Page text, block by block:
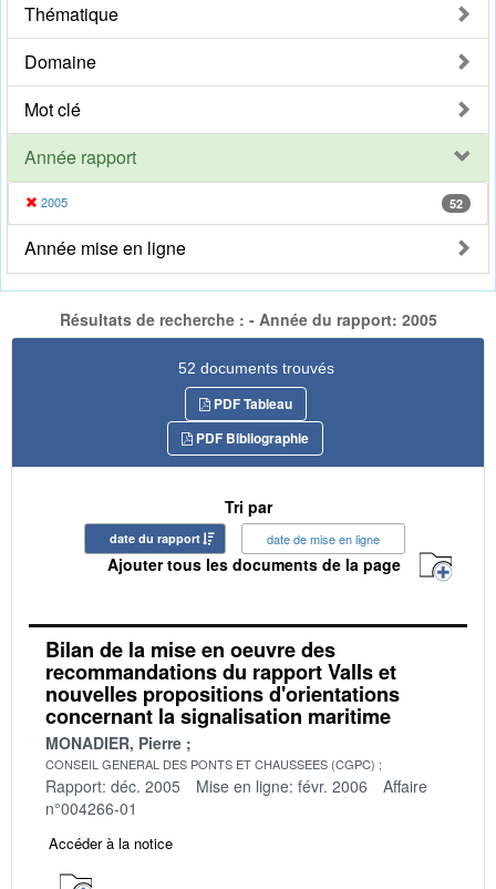
Thématique
Domaine
Mot clé
Année rapport
2005 52
Année mise en ligne
Résultats de recherche : - Année du rapport: 2005
52 documents trouvés
PDF Tableau
PDF Bibliographie
Tri par
date du rapport date de mise en ligne
Ajouter tous les documents de la page
Bilan de la mise en oeuvre des
recommandations du rapport Valls et
nouvelles propositions d'orientations
concernant la signalisation maritime
MONADIER, Pierre
CONSEIL GENERAL DES PONTS ET CHAUSSEES (CGPC)
Rapport: déc. 2005 Mise en ligne: févr. 2006
Affaire
n°004266-01
Accéder à la notice